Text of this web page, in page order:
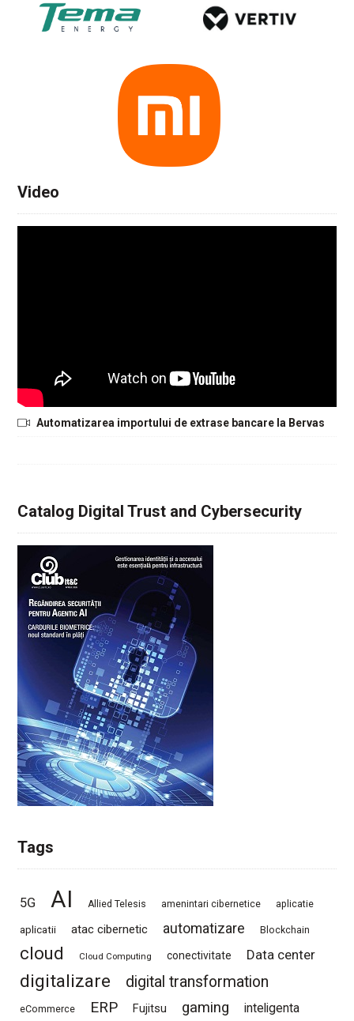
Video
Automatizarea importului de extrase bancare la Bervas
Catalog Digital Trust and Cybersecurity
Tags
5G AI Allied Telesis amenintari cibernetice aplicatie
aplicatii atac cibernetic automatizare Blockchain
cloud Cloud Computing conectivitate Data center
digitalizare digital transformation
eCommerce ERP Fujitsu gaming
inteligenta